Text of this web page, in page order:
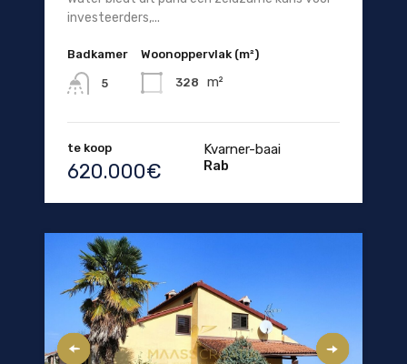
investeerders,...
Badkamer
5
Woonoppervlak (m²)
328 m²
te koop
620.000€
Kvarner-baai
Rab